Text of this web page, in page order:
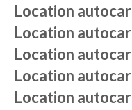
Location autocar
Location autocar
Location autocar
Location autocar
Location autocar